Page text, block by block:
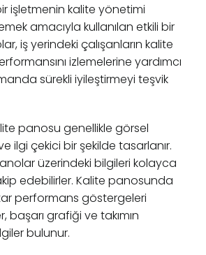
işletmenin kalite yönetimi
amacıyla kullanılan etkili bir
iş yerindeki çalışanların kalite
izlemelerine yardımcı
sürekli iyileştirmeyi teşvik
panosu genellikle görsel
ilgi çekici bir şekilde tasarlanır.
üzerindeki bilgileri kolayca
edebilirler. Kalite panosunda
performans göstergeleri
başarı grafiği ve takımın
bulunur.